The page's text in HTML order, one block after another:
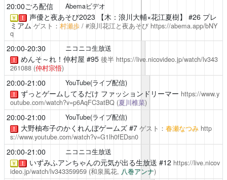
20:00ごろ配信 Abemaビデオ
￥ ！ 声優と夜あそび2023 【木：浪川大輔×花江夏樹】 #26 プレ
ミアム ゲスト： 村瀬歩/ #浪川花江と夜あそび https://abema.app/bNY
q
20:00-20:30 ニコニコ生放送
！ めんそ～れ！仲村屋 #95 後半 https://live.nicovideo.jp/watch/lv343
261088 (仲村宗悟)
20:00-21:00 YouTube(ライブ配信)
！ ずっとゲームしてるだけ ファッションドリーマー https://www.y
outube.com/watch?v=p6AqFC3atBQ (夏川椎菜)
20:00-21:00 YouTube(ライブ配信)
！ 大野柚布子のかくれんぼゲームズ #7 ゲスト： 春瀬なつみ http
s://www.youtube.com/watch?v=G1lh0fEDsn0
20:00-21:00 ニコニコ生放送
￥ ！ いずみふアンちゃんの元気が出る生放送 #12 https://live.nicov
ideo.jp/watch/lv343359959 (和泉風花, 八巻アンナ)